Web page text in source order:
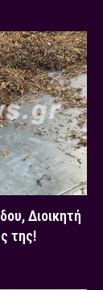
Διοικητή
της!